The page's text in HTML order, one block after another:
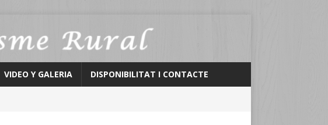
VIDEO Y GALERIA DISPONIBILITAT I CONTACTE